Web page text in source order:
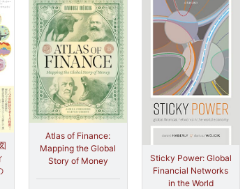
Atlas of Finance:
Mapping the Global
Story of Money
Sticky Power: Global
Financial Networks
in the World